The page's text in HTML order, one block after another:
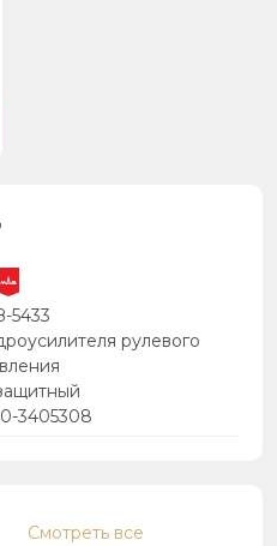
5433
рулевого
3405308
Смотреть все